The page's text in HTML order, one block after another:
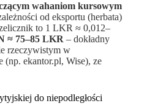
wahaniom kursowym
od eksportu (herbata)
to 1 LKR ≈ 0,012–
≈ 75–85 LKR – dokładny
rzeczywistym w
ekantor.pl, Wise), ze
do niepodległości